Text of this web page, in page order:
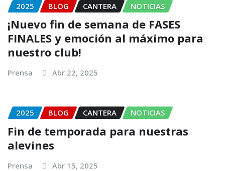
2025 BLOG CANTERA NOTICIAS
¡Nuevo fin de semana de FASES
FINALES y emoción al máximo para
nuestro club!
Prensa Abr 22, 2025
2025 BLOG CANTERA NOTICIAS
Fin de temporada para nuestras
alevines
Prensa Abr 15, 2025